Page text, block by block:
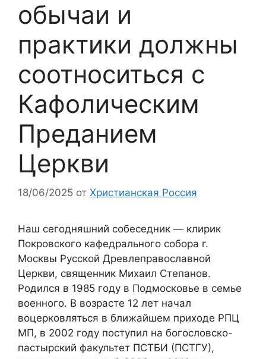
обычаи и
практики должны
соотноситься с
Кафолическим
Преданием
Церкви
18/06/2025 от Христианская Россия
Наш сегодняшний собеседник — клирик
Покровского кафедрального собора г.
Москвы Русской Древлеправославной
Церкви, священник Михаил Степанов.
Родился в 1985 году в Подмосковье в семье
военного. В возрасте 12 лет начал
воцерковляться в ближайшем приходе РПЦ
МП, в 2002 году поступил на богословско-
пастырский факультет ПСТБИ (ПСТГУ),